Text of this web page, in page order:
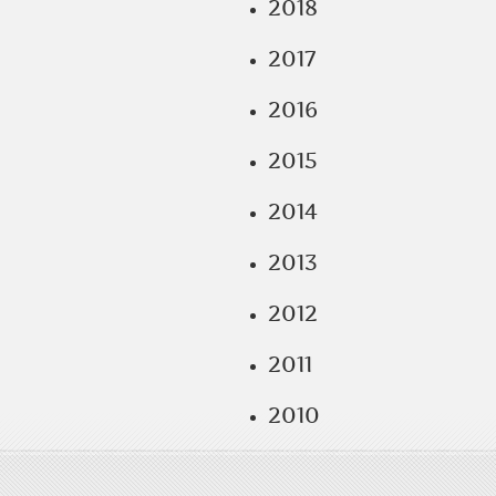
2018
2017
2016
2015
2014
2013
2012
2011
2010